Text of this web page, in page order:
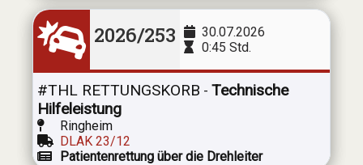
2026/253
30.07.2026
0:45 Std.
#THL RETTUNGSKORB - Technische
Hilfeleistung
Ringheim
DLAK 23/12
Patientenrettung über die Drehleiter